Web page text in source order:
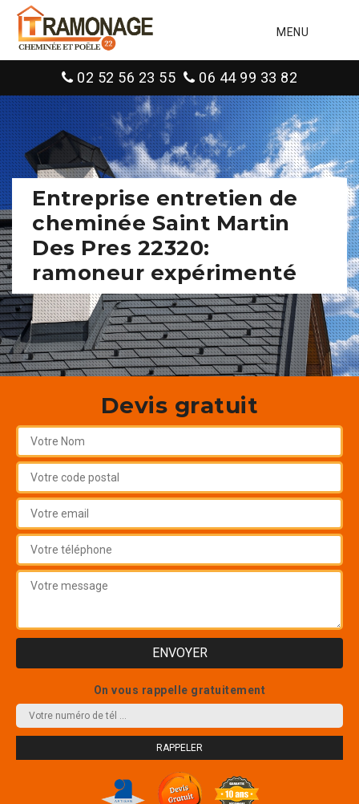
MENU
02 52 56 23 55 06 44 99 33 82
Entreprise entretien de
cheminée Saint Martin
Des Pres 22320:
ramoneur expérimenté
Devis gratuit
On vous rappelle gratuitement